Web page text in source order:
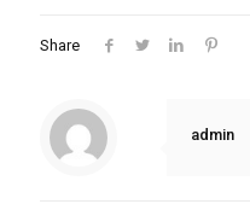
Share
admin